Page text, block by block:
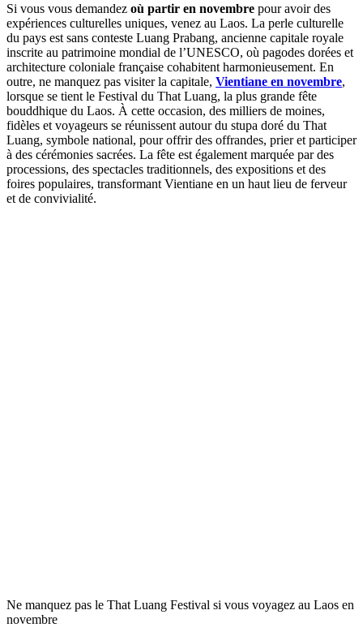
Si vous vous demandez où partir en novembre pour avoir des
expériences culturelles uniques, venez au Laos. La perle culturelle
du pays est sans conteste Luang Prabang, ancienne capitale royale
inscrite au patrimoine mondial de l’UNESCO, où pagodes dorées et
architecture coloniale française cohabitent harmonieusement. En
outre, ne manquez pas visiter la capitale, Vientiane en novembre,
lorsque se tient le Festival du That Luang, la plus grande fête
bouddhique du Laos. À cette occasion, des milliers de moines,
fidèles et voyageurs se réunissent autour du stupa doré du That
Luang, symbole national, pour offrir des offrandes, prier et participer
à des cérémonies sacrées. La fête est également marquée par des
processions, des spectacles traditionnels, des expositions et des
foires populaires, transformant Vientiane en un haut lieu de ferveur
et de convivialité.
Ne manquez pas le That Luang Festival si vous voyagez au Laos en
novembre